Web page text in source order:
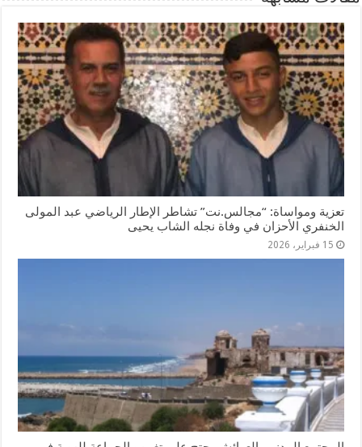
تعزية ومواساة: “مجالس.نت” تشاطر الإطار الرياضي عبد المولى
الخنفري الأحزان في وفاة نجله الشاب يحيى
15 فبراير، 2026